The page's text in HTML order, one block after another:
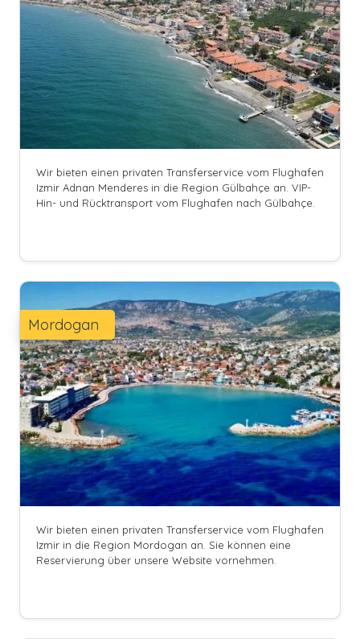
Wir bieten einen privaten Transferservice vom Flughafen
Izmir Adnan Menderes in die Region Gülbahçe an. VIP-
Hin- und Rücktransport vom Flughafen nach Gülbahçe.
Wir bieten einen privaten Transferservice vom Flughafen
Izmir in die Region Mordogan an. Sie können eine
Reservierung über unsere Website vornehmen.
Mordogan